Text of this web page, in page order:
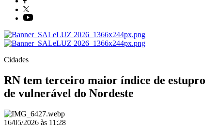
Cidades
RN tem terceiro maior índice de estupro
de vulnerável do Nordeste
16/05/2026 às 11:28